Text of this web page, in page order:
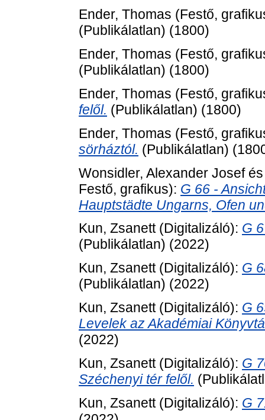
Ender, Thomas (Festő,
(Publikálatlan) (1800)
Ender, Thomas (Festő,
(Publikálatlan) (1800)
Ender, Thomas (Festő,
felől. (Publikálatlan) (1800)
Ender, Thomas (Festő,
sörháztól. (Publikálatlan)
Wonsidler, Alexander Josef
Festő, grafikus): G 66 -
Hauptstädte Ungarns, Ofen
Kun, Zsanett(Digitalizáló): G
(Publikálatlan) (2022)
Kun, Zsanett(Digitalizáló): G
(Publikálatlan) (2022)
Kun, Zsanett(Digitalizáló): G
Levelek az Akadémiai
(2022)
Kun, Zsanett(Digitalizáló): G
Széchenyi tér felől.
Kun, Zsanett(Digitalizáló): G